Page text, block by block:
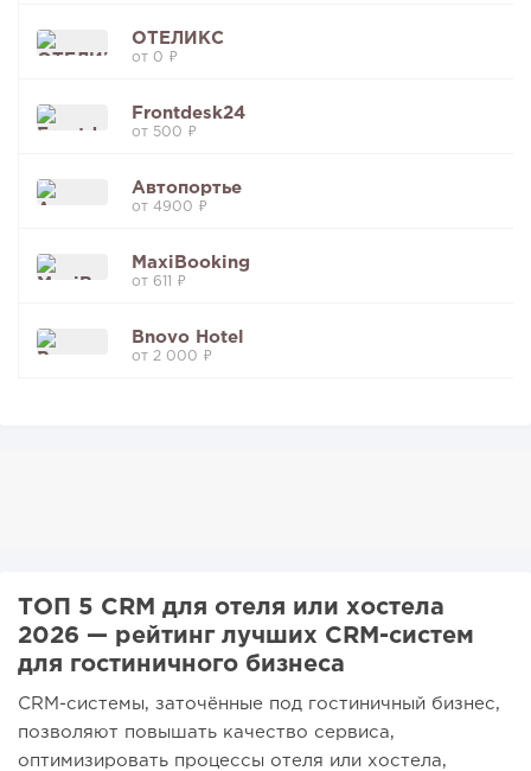
ОТЕЛИКС
от 0 ₽
Frontdesk24
от 500 ₽
Автопортье
от 4900 ₽
MaxiBooking
от 611 ₽
Bnovo Hotel
от 2 000 ₽
ТОП 5 CRM для отеля или хостела
2026 — рейтинг лучших CRM-систем
для гостиничного бизнеса
CRM-системы, заточённые под гостиничный бизнес,
позволяют повышать качество сервиса,
оптимизировать процессы отеля или хостела,